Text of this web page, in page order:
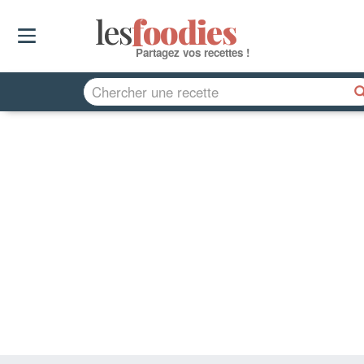
lesfoodies
Partagez vos recettes !